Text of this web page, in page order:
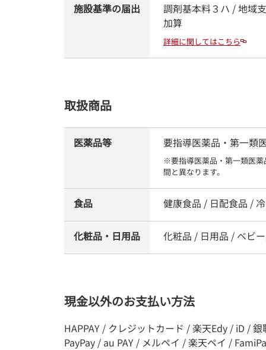
施設基準の届出
調剤基本料３ハ / 地域
加算
詳細に関してはこちら
取扱商品
医薬品等 要指導医薬品・第一類
※要指導医薬品・第一類医薬
間と異なります。
食品 健康食品 / 日配食品 /
化粧品・日用品 化粧品 / 日用品 / ベビ
現金以外のお支払い方法
HAPPAY / クレジットカード / 楽天Edy / iD /
PayPay / au PAY / メルペイ / 楽天ペイ /